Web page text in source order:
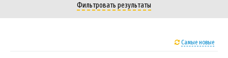
Фильтровать результаты
Самые новые